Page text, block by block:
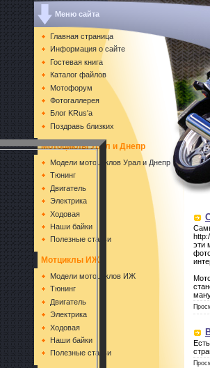
Меню сайта
Главная страница
Информация о сайте
Гостевая книга
Каталог файлов
Мотофорум
Фотогаллерея
Блог KRus'a
Поздравь близких
Мотоциклы Урал и Днепр
Модели мотоциклов Урал и Днепр
Тюнинг
Двигатель
Электрика
Ходовая
Наши байки
Полезные статьи
Мотциклы ИЖ
Модели мотоциклов ИЖ
Тюнинг
Двигатель
Электрика
Ходовая
Наши байки
Полезные статьи
эти